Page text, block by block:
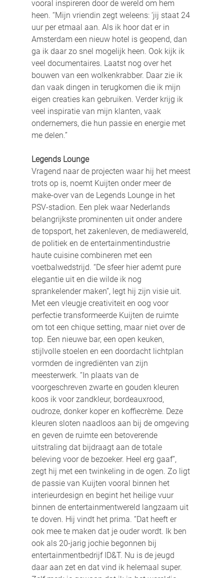
vooral inspireren door de wereld om hem
heen. “Mijn vriendin zegt weleens: ‘jij staat 24
uur per etmaal aan. Als ik hoor dat er in
Amsterdam een nieuw hotel is geopend, dan
ga ik daar zo snel mogelijk heen. Ook kijk ik
veel documentaires. Laatst nog over het
bouwen van een wolkenkrabber. Daar zie ik
dan vaak dingen in terugkomen die ik mijn
eigen creaties kan gebruiken. Verder krijg ik
veel inspiratie van mijn klanten, vaak
ondernemers, die hun passie en energie met
me delen.”
Legends Lounge
Vragend naar de projecten waar hij het meest
trots op is, noemt Kuijten onder meer de
make-over van de Legends Lounge in het
PSV-stadion. Een plek waar Nederlands
belangrijkste prominenten uit onder andere
de topsport, het zakenleven, de mediawereld,
de politiek en de entertainmentindustrie
haute cuisine combineren met een
voetbalwedstrijd. “De sfeer hier ademt pure
elegantie uit en die wilde ik nog
sprankelender maken”, legt hij zijn visie uit.
Met een vleugje creativiteit en oog voor
perfectie transformeerde Kuijten de ruimte
om tot een chique setting, maar niet over de
top. Een nieuwe bar, een open keuken,
stijlvolle stoelen en een doordacht lichtplan
vormden de ingrediënten van zijn
meesterwerk. “In plaats van de
voorgeschreven zwarte en gouden kleuren
koos ik voor zandkleur, bordeauxrood,
oudroze, donker koper en koffiecrème. Deze
kleuren sloten naadloos aan bij de omgeving
en geven de ruimte een betoverende
uitstraling dat bijdraagt aan de totale
beleving voor de bezoeker. Heel erg gaaf”,
zegt hij met een twinkeling in de ogen. Zo ligt
de passie van Kuijten vooral binnen het
interieurdesign en begint het heilige vuur
binnen de entertainmentwereld langzaam uit
te doven. Hij vindt het prima. “Dat heeft er
ook mee te maken dat je ouder wordt. Ik ben
ook als 20-jarig jochie begonnen bij
entertainmentbedrijf ID&T. Nu is de jeugd
daar aan zet en dat vind ik helemaal super.